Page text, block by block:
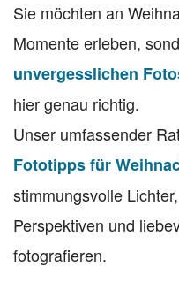
Sie möchten an
Momente erleben,
unvergesslichen
hier genau richtig.
Unser umfassender
Fototipps für
stimmungsvolle
Perspektiven und
fotografieren.